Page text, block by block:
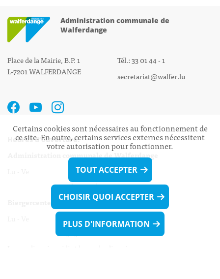
Administration communale de
Walferdange
Place de la Mairie, B.P. 1
L-7201 WALFERDANGE
Tél.: 33 01 44 - 1
secretariat@walfer.lu
Heures d’ouverture:
Administration communale de Walferdange
Lu - Ve 08h00 - 11h30
13h30 - 16h00
Lu - Ve 08h00 - 11h30
13h30 - 16h00
Certains cookies sont nécessaires au fonctionnement de
ce site. En outre, certains services externes nécessitent
votre autorisation pour fonctionner.
TOUT ACCEPTER
CHOISIR QUOI ACCEPTER
PLUS D'INFORMATION